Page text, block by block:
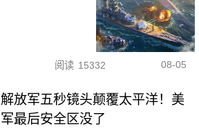
阅读 15332 08-05
解放军五秒镜头颠覆太平洋！美
军最后安全区没了